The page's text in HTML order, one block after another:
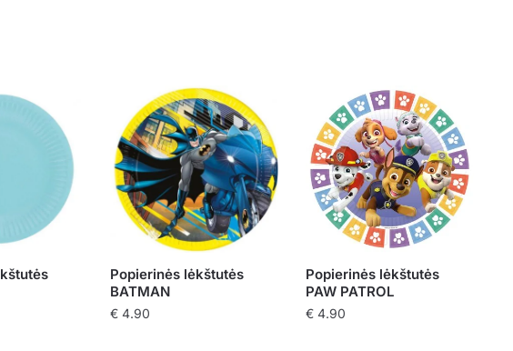
Popierinės lėkštutės
BATMAN
€ 4.90
Popierinės lėkštutės
PAW PATROL
€4.90